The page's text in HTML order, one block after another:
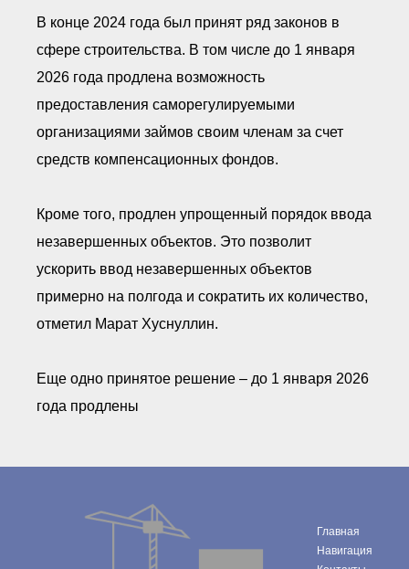
В конце 2024 года был принят ряд законов в
сфере строительства. В том числе до 1 января
2026 года продлена возможность
предоставления саморегулируемыми
организациями займов своим членам за счет
средств компенсационных фондов.
Кроме того, продлен упрощенный порядок ввода
незавершенных объектов. Это позволит
ускорить ввод незавершенных объектов
примерно на полгода и сократить их количество,
отметил Марат Хуснуллин.
Еще одно принятое решение – до 1 января 2026
года продлены
Главная
Навигация